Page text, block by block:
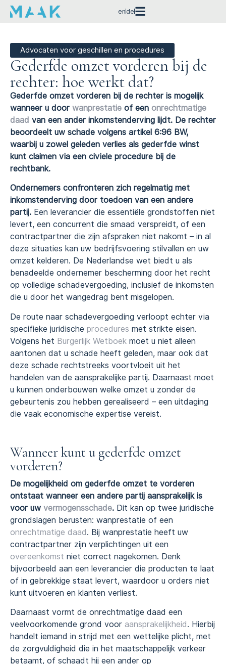
en de
Advocaten voor geschillen en procedures
Gederfde omzet vorderen bij de
rechter: hoe werkt dat?
Gederfde omzet vorderen bij de rechter is mogelijk
wanneer u door wanprestatie of een onrechtmatige
daad van een ander inkomstenderving lijdt. De rechter
beoordeelt uw schade volgens artikel 6:96 BW,
waarbij u zowel geleden verlies als gederfde winst
kunt claimen via een civiele procedure bij de
rechtbank.
Ondernemers confronteren zich regelmatig met
inkomstenderving door toedoen van een andere
partij. Een leverancier die essentiële grondstoffen niet
levert, een concurrent die smaad verspreidt, of een
contractpartner die zijn afspraken niet nakomt – in al
deze situaties kan uw bedrijfsvoering stilvallen en uw
omzet kelderen. De Nederlandse wet biedt u als
benadeelde ondernemer bescherming door het recht
op volledige schadevergoeding, inclusief de inkomsten
die u door het wangedrag bent misgelopen.
De route naar schadevergoeding verloopt echter via
specifieke juridische procedures met strikte eisen.
Volgens het Burgerlijk Wetboek moet u niet alleen
aantonen dat u schade heeft geleden, maar ook dat
deze schade rechtstreeks voortvloeit uit het
handelen van de aansprakelijke partij. Daarnaast moet
u kunnen onderbouwen welke omzet u zonder de
gebeurtenis zou hebben gerealiseerd – een uitdaging
die vaak economische expertise vereist.
Wanneer kunt u gederfde omzet
vorderen?
De mogelijkheid om gederfde omzet te vorderen
ontstaat wanneer een andere partij aansprakelijk is
voor uw vermogensschade. Dit kan op twee juridische
grondslagen berusten: wanprestatie of een
onrechtmatige daad. Bij wanprestatie heeft uw
contractpartner zijn verplichtingen uit een
overeenkomst niet correct nagekomen. Denk
bijvoorbeeld aan een leverancier die producten te laat
of in gebrekkige staat levert, waardoor u orders niet
kunt uitvoeren en klanten verliest.
Daarnaast vormt de onrechtmatige daad een
veelvoorkomende grond voor aansprakelijkheid . Hierbij
handelt iemand in strijd met een wettelijke plicht, met
de zorgvuldigheid die in het maatschappelijk verkeer
betaamt, of schaadt hij een ander op